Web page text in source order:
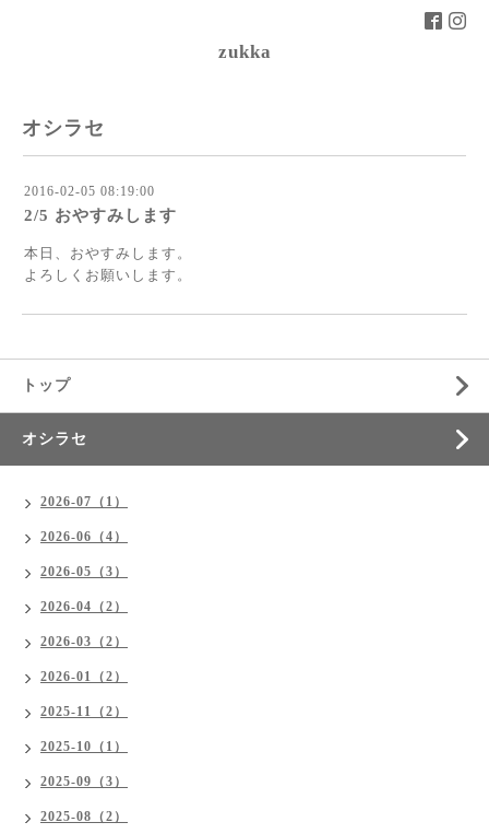
zukka
オシラセ
2016-02-05 08:19:00
2/5 おやすみします
本日、おやすみします。
よろしくお願いします。
トップ
オシラセ
2026-07（1）
2026-06（4）
2026-05（3）
2026-04（2）
2026-03（2）
2026-01（2）
2025-11（2）
2025-10（1）
2025-09（3）
2025-08（2）